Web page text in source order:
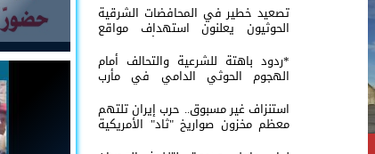
تصعيد خطير في المحافضات الشرقية
الحوثيون يعلنون استهداف مواقع
عسكرية في حضرموت ومأرب اليمنية
بوابل من الصواريخ والطائرات المسيّرة
*ردود باهتة للشرعية والتحالف أمام
الهجوم الحوثي الدامي في مأرب
وحضرموت*
استنزاف غير مسبوق.. حرب إيران تلتهم
معظم مخزون صواريخ "ثاد" الأمريكية
وتدق ناقوس الخطر داخل البنتاغون